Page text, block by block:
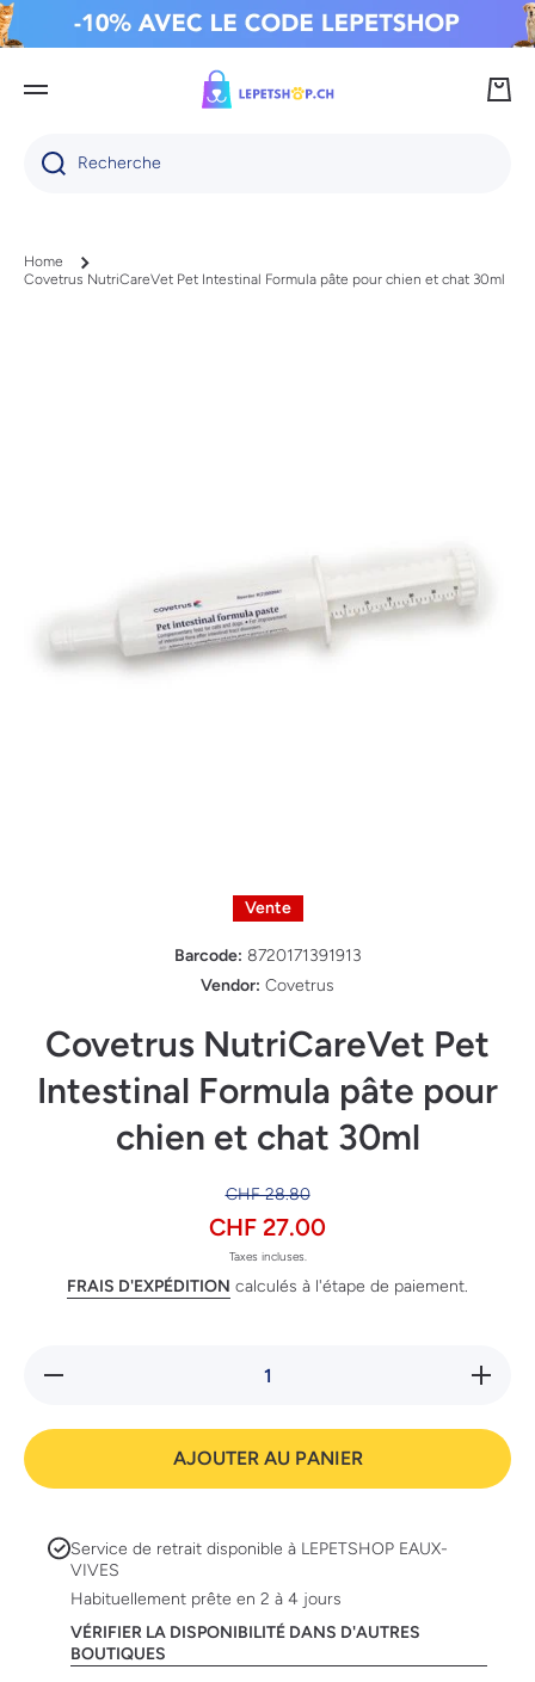
IGNORER ET PASSER AU CONTENU
Recherche
Home
Covetrus NutriCareVet Pet Intestinal Formula pâte pour chien et chat 30ml
Vente
Barcode: 8720171391913
Vendor: Covetrus
Covetrus NutriCareVet Pet
Intestinal Formula pâte pour
chien et chat 30ml
CHF 28.80
CHF 27.00
Taxes incluses.
FRAIS D'EXPÉDITION calculés à l'étape de paiement.
Réduire la
la
Pet
AJOUTER AU PANIER
Service de retrait disponible à LEPETSHOP EAUX-
VIVES
Habituellement prête en 2 à 4 jours
VÉRIFIER LA DISPONIBILITÉ DANS D'AUTRES
BOUTIQUES